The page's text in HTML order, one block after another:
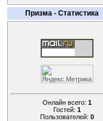
Призма - Статистика
Онлайн всего: 1
Гостей: 1
Пользователей: 0